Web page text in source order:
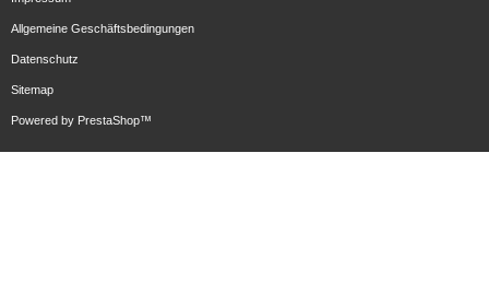
Allgemeine Geschäftsbedingungen
Datenschutz
Sitemap
Powered by PrestaShop™